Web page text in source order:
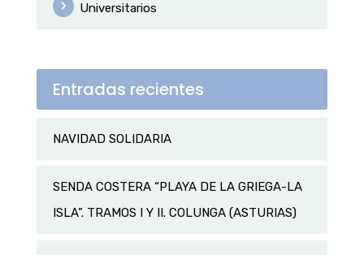
Universitarios
Entradas recientes
NAVIDAD SOLIDARIA
SENDA COSTERA “PLAYA DE LA GRIEGA-LA
ISLA”. TRAMOS I Y II. COLUNGA (ASTURIAS)